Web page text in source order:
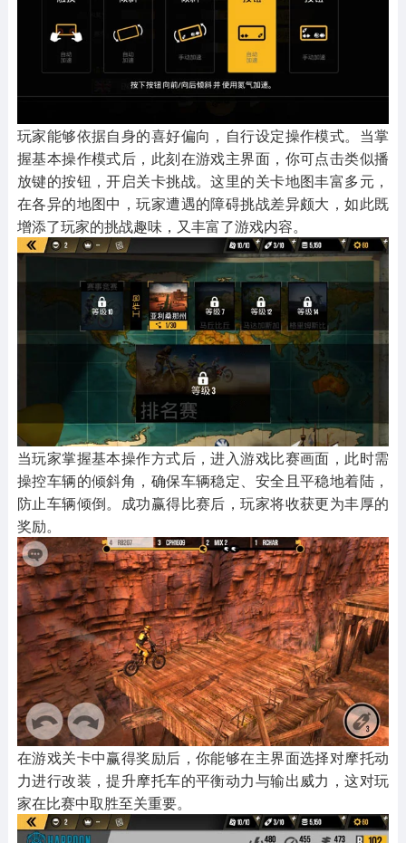
玩家能够依据自身的喜好偏向，自行设定操作模式。当掌
握基本操作模式后，此刻在游戏主界面，你可点击类似播
放键的按钮，开启关卡挑战。这里的关卡地图丰富多元，
在各异的地图中，玩家遭遇的障碍挑战差异颇大，如此既
增添了玩家的挑战趣味，又丰富了游戏内容。
当玩家掌握基本操作方式后，进入游戏比赛画面，此时需
操控车辆的倾斜角，确保车辆稳定、安全且平稳地着陆，
防止车辆倾倒。成功赢得比赛后，玩家将收获更为丰厚的
奖励。
在游戏关卡中赢得奖励后，你能够在主界面选择对摩托动
力进行改装，提升摩托车的平衡动力与输出威力，这对玩
家在比赛中取胜至关重要。